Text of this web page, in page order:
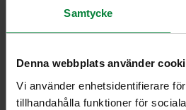
Samtycke
Denna webbplats använder
Vi använder enhetsidentifierare
tillhandahålla funktioner för